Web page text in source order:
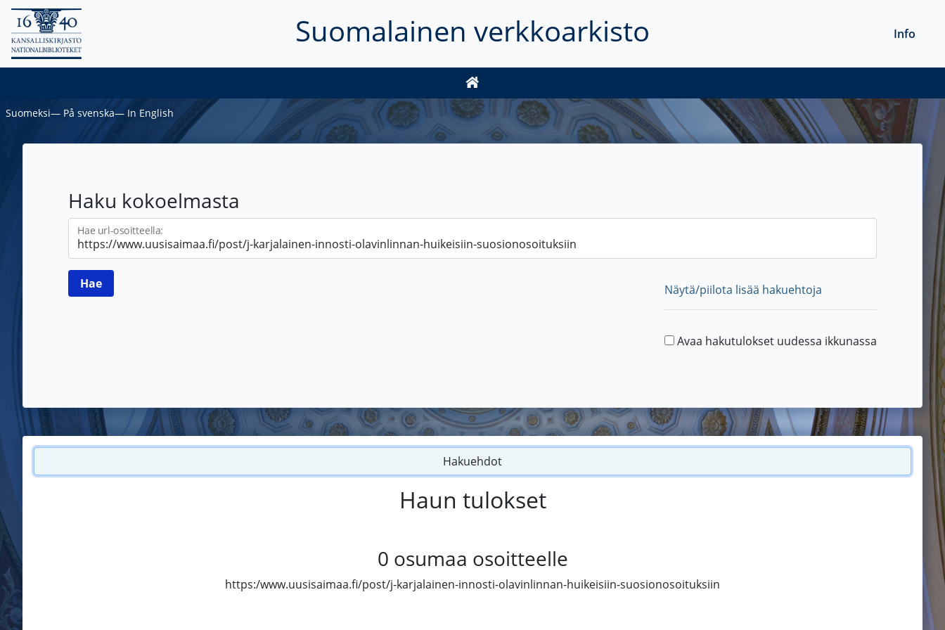
Suomalainen verkkoarkisto Info
Suomeksi― På svenska― In English
Haku kokoelmasta
Hae url-osoitteella:
Näytä/piilota lisää hakuehtoja
Avaa hakutulokset uudessa ikkunassa
Hakuehdot
Haun tulokset
0 osumaa osoitteelle
https:/www.uusisaimaa.fi/post/j-karjalainen-innosti-olavinlinnan-huikeisiin-suosionosoituksiin